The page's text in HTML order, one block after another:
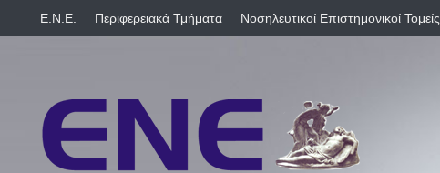
E.N.E. Περιφερειακά Τμήματα Νοσηλευτικοί Επιστημονικοί Τομείς